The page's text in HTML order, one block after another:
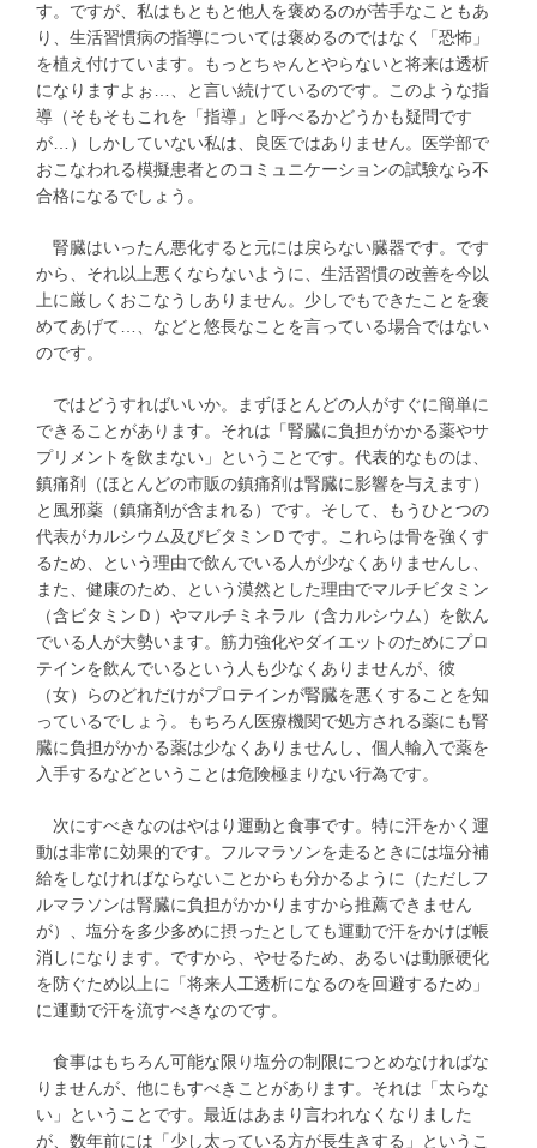
す。ですが、私はもともと他人を褒めるのが苦手なこともあ
り、生活習慣病の指導については褒めるのではなく「恐怖」
を植え付けています。もっとちゃんとやらないと将来は透析
になりますよぉ…、と言い続けているのです。このような指
導（そもそもこれを「指導」と呼べるかどうかも疑問です
が…）しかしていない私は、良医ではありません。医学部で
おこなわれる模擬患者とのコミュニケーションの試験なら不
合格になるでしょう。
腎臓はいったん悪化すると元には戻らない臓器です。です
から、それ以上悪くならないように、生活習慣の改善を今以
上に厳しくおこなうしありません。少しでもできたことを褒
めてあげて…、などと悠長なことを言っている場合ではない
のです。
ではどうすればいいか。まずほとんどの人がすぐに簡単に
できることがあります。それは「腎臓に負担がかかる薬やサ
プリメントを飲まない」ということです。代表的なものは、
鎮痛剤（ほとんどの市販の鎮痛剤は腎臓に影響を与えます）
と風邪薬（鎮痛剤が含まれる）です。そして、もうひとつの
代表がカルシウム及びビタミンＤです。これらは骨を強くす
るため、という理由で飲んでいる人が少なくありませんし、
また、健康のため、という漠然とした理由でマルチビタミン
（含ビタミンＤ）やマルチミネラル（含カルシウム）を飲ん
でいる人が大勢います。筋力強化やダイエットのためにプロ
テインを飲んでいるという人も少なくありませんが、彼
（女）らのどれだけがプロテインが腎臓を悪くすることを知
っているでしょう。もちろん医療機関で処方される薬にも腎
臓に負担がかかる薬は少なくありませんし、個人輸入で薬を
入手するなどということは危険極まりない行為です。
次にすべきなのはやはり運動と食事です。特に汗をかく運
動は非常に効果的です。フルマラソンを走るときには塩分補
給をしなければならないことからも分かるように（ただしフ
ルマラソンは腎臓に負担がかかりますから推薦できません
が）、塩分を多少多めに摂ったとしても運動で汗をかけば帳
消しになります。ですから、やせるため、あるいは動脈硬化
を防ぐため以上に「将来人工透析になるのを回避するため」
に運動で汗を流すべきなのです。
食事はもちろん可能な限り塩分の制限につとめなければな
りませんが、他にもすべきことがあります。それは「太らな
い」ということです。最近はあまり言われなくなりました
が、数年前には「少し太っている方が長生きする」というこ